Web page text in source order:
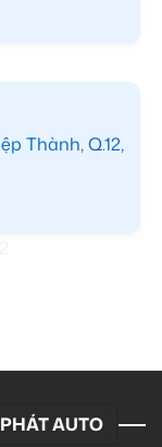
Thành, Q.12,
AUTO